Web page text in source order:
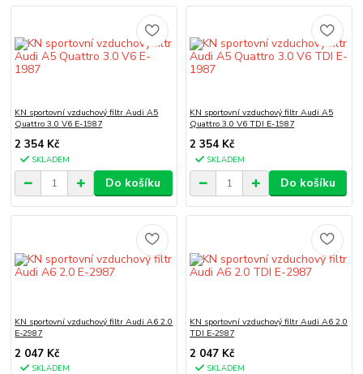
KN sportovní vzduchový filtr Audi A5
Quattro 3.0 V6 E-1987
2 354 Kč
SKLADEM
Do košíku
KN sportovní vzduchový filtr Audi A5
Quattro 3.0 V6 TDI E-1987
2 354 Kč
SKLADEM
Do košíku
KN sportovní vzduchový filtr Audi A6 2.0
E-2987
2 047 Kč
SKLADEM
KN sportovní vzduchový filtr Audi A6 2.0
TDI E-2987
2 047 Kč
SKLADEM